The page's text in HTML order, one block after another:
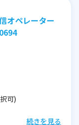
オペレーター
可)
続きを見る